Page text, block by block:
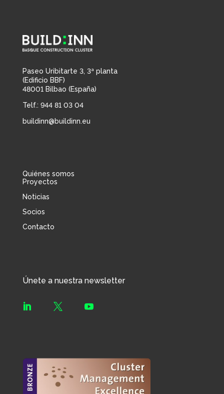
Paseo Uribitarte 3, 3ª planta
(Edificio BBF)
48001 Bilbao (España)
Telf.: 944 81 03 04
buildinn@buildinn.eu
Quiénes somos
Proyectos
Noticias
Socios
Contacto
Únete a nuestra newsletter
  